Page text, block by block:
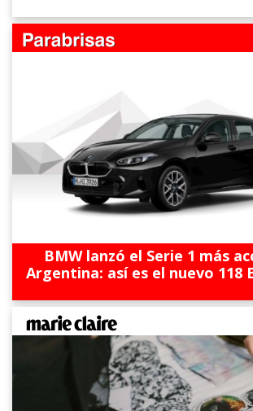
BMW lanzó el Serie 1 más
Argentina: así es el nuevo 118